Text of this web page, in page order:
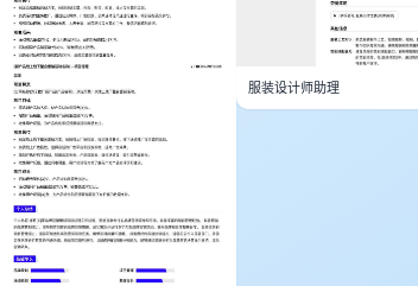
服装设计师助理